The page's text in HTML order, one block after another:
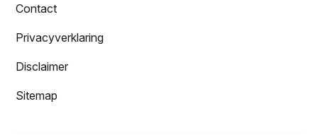
Contact
Privacyverklaring
Disclaimer
Sitemap